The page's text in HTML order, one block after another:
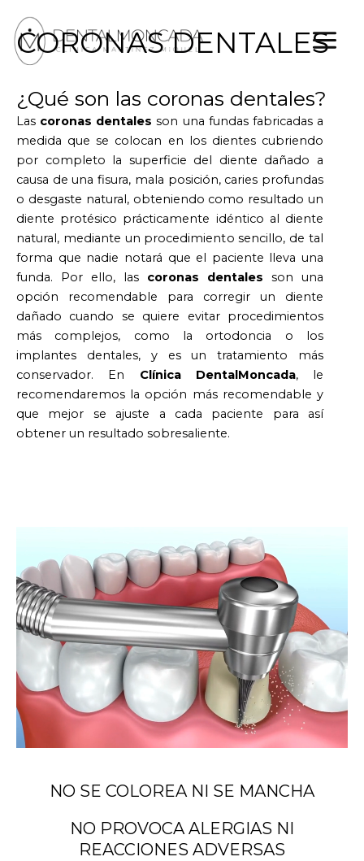
contenido
CORONAS DENTALES
¿Qué son las coronas dentales?
Las coronas dentales son una fundas fabricadas a
medida que se colocan en los dientes cubriendo
por completo la superficie del diente dañado a
causa de una fisura, mala posición, caries profundas
o desgaste natural, obteniendo como resultado un
diente protésico prácticamente idéntico al diente
natural, mediante un procedimiento sencillo, de tal
forma que nadie notará que el paciente lleva una
funda. Por ello, las coronas dentales son una
opción recomendable para corregir un diente
dañado cuando se quiere evitar procedimientos
más complejos, como la ortodoncia o los
implantes dentales, y es un tratamiento más
conservador. En Clínica DentalMoncada, le
recomendaremos la opción más recomendable y
que mejor se ajuste a cada paciente para así
obtener un resultado sobresaliente.
NO SE COLOREA NI SE MANCHA
NO PROVOCA ALERGIAS NI
REACCIONES ADVERSAS